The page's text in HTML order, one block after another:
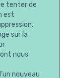
tenter de
est
sur la
nous
nouveau